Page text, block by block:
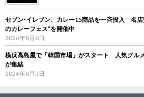
セブン‐イレブン、カレー15商品を一斉投入 名店
のカレーフェス”を開催中
2026年8月6日
横浜高島屋で「韓国市場」がスタート 人気グル
が集結
2026年8月5日